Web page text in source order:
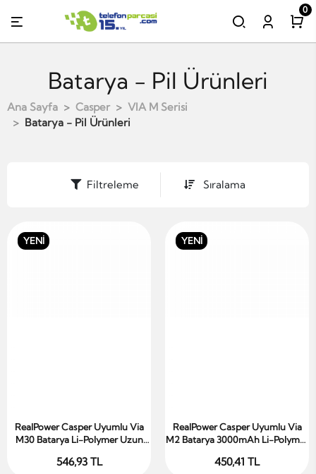
0
Batarya - Pil Ürünleri
Ana Sayfa Casper
VIA M Serisi
Batarya - Pil Ürünleri
Filtreleme Sıralama
YENİ
Sepete Ekle
RealPower Casper Uyumlu Via
M30 Batarya Li-Polymer Uzun
546,93 TL
YENİ
Sepete Ekle
RealPower Casper Uyumlu Via
M2 Batarya 3000mAh Li-Polymer
450,41 TL